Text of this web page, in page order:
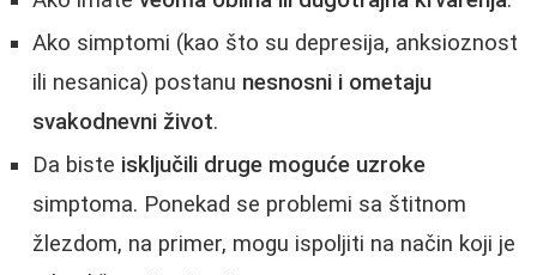
Ako simptomi (kao što su depresija, anksioznost
ili nesanica) postanu nesnosni i ometaju
svakodnevni život.
Da biste isključili druge moguće uzroke
simptoma. Ponekad se problemi sa štitnom
žlezdom, na primer, mogu ispoljiti na način koji je